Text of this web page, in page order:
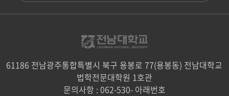
61186 전남광주통합특별시 북구 용봉로 77(용봉동) 전남대학교
법학전문대학원 1호관
문의사항 : 062-530- 아래번호